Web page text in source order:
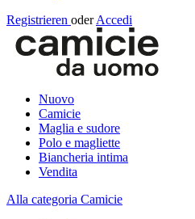
Registrieren oder Accedi
Nuovo
Camicie
Maglia e sudore
Polo e magliette
Biancheria intima
Vendita
Alla categoria Camicie